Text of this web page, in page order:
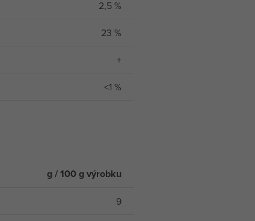
2,5 %
23 %
+
<1 %
g / 100 g výrobku
9